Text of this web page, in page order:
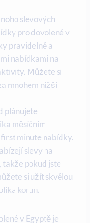
slevových
pro dovolené v
pravidelně a
nabídkami na
Můžete si
mnohem nižší
plánujete
měsíčním
minute nabídky.
slevy na
takže pokud jste
si užít skvělou
korun.
v Egyptě je